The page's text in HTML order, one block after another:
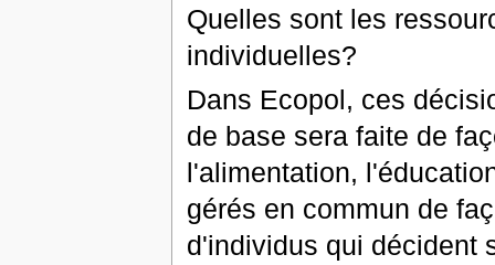
Quelles sont les
individuelles?
Dans Ecopol, ces
de base sera faite de
l'alimentation,
gérés en commun de
d'individus qui décident